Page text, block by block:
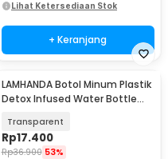
Lihat Ketersediaan Stok
+ Keranjang
LAMHANDA Botol Minum Plastik
Detox Infused Water Bottle
Transparent
Rp17.400
Rp36.900 53%